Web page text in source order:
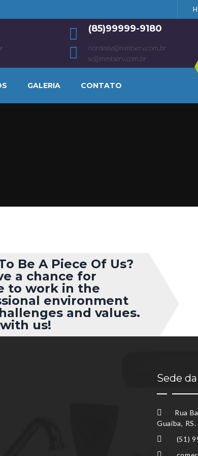
(85)99999-9180
nordeste@mmtserv.com.br
sc@mmtserv.com.br
GALERIA CONTATO
Be A Piece Of Us?
a chance for
to work in the
environment
and values.
us!
Sede
Rua
Guaíba, RS.
(51)